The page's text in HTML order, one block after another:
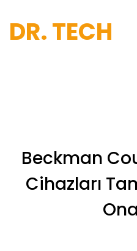
DR. TECH
Beckman
Cihazları